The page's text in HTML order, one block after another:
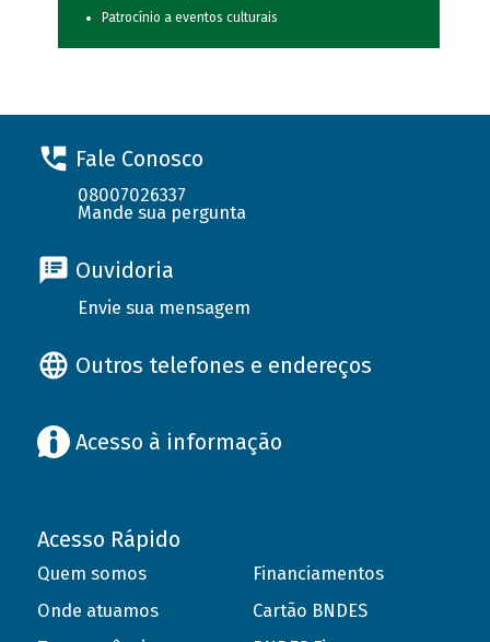
Patrocínio a eventos culturais
Fale Conosco
08007026337
Mande sua pergunta
Ouvidoria
Envie sua mensagem
Outros telefones e endereços
Acesso à informação
Acesso Rápido
Quem somos
Onde atuamos
Financiamentos
Cartão BNDES